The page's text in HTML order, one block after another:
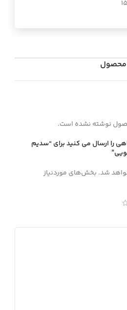
محصول
نوشته نشده است.
را ارسال می کنید برای “سديم
شد. بخش‌های موردنیاز